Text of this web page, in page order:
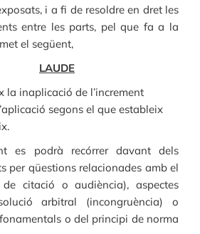
i a fi de resoldre en dret les
entre les parts, pel que fa a la
el següent,
LAUDE
la inaplicació de l’increment
segons el que estableix
es podrà recórrer davant dels
per qüestions relacionades amb el
citació o audiència), aspectes
arbitral (incongruència) o
o del principi de norma